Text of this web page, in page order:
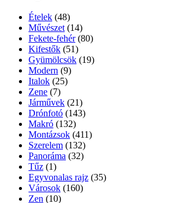
Ételek (48)
Művészet (14)
Fekete-fehér (80)
Kifestők (51)
Gyümölcsök (19)
Modern (9)
Italok (25)
Zene (7)
Járművek (21)
Drónfotó (143)
Makró (132)
Montázsok (411)
Szerelem (132)
Panoráma (32)
Tűz (1)
Egyvonalas rajz (35)
Városok (160)
Zen (10)